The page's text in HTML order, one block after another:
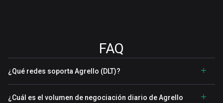
FAQ
¿Qué redes soporta Agrello (DLT)?
¿Cuál es el volumen de negociación diario de Agrello